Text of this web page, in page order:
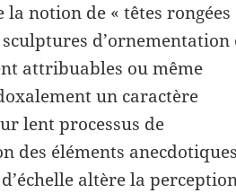
notion de « têtes rongées
d’ornementation
attribuables ou même
un caractère
lent processus de
des éléments anecdotiques
altère la